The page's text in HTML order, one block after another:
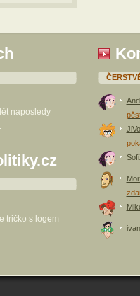
naposledy
tričko s logem